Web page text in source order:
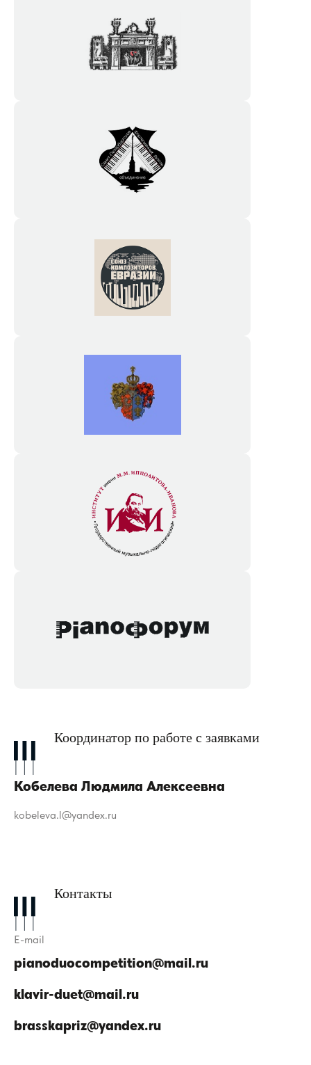
Координатор по работе с заявками
Кобелева Людмила Алексеевна
kobeleva.l@yandex.ru
Контакты
E-mail
pianoduocompetition@mail.ru
klavir-duet@mail.ru
brasskapriz@yandex.ru